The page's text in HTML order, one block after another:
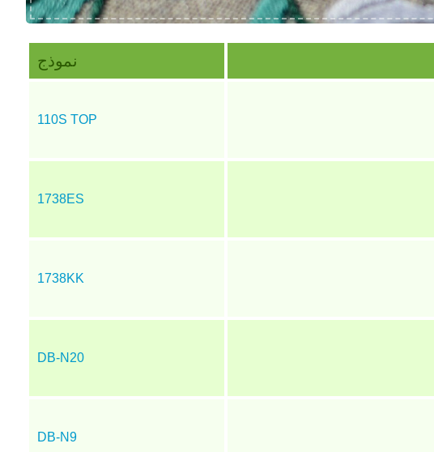
نموذج
110S TOP
1738ES
1738KK
DB-N20
DB-N9